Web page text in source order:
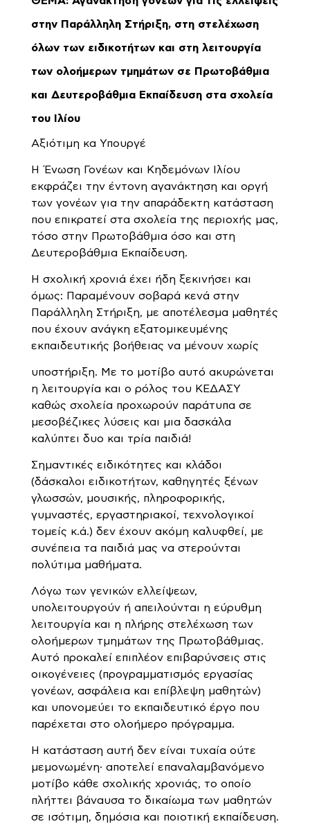
στην Παράλληλη Στήριξη, στη στελέχωση
όλων των ειδικοτήτων και στη λειτουργία
των ολοήμερων τμημάτων σε Πρωτοβάθμια
και Δευτεροβάθμια Εκπαίδευση στα σχολεία
του Ιλίου
Αξιότιμη κα Υπουργέ
Η Ένωση Γονέων και Κηδεμόνων Ιλίου
εκφράζει την έντονη αγανάκτηση και οργή
των γονέων για την απαράδεκτη κατάσταση
που επικρατεί στα σχολεία της περιοχής μας,
τόσο στην Πρωτοβάθμια όσο και στη
Δευτεροβάθμια Εκπαίδευση.
Η σχολική χρονιά έχει ήδη ξεκινήσει και
όμως: Παραμένουν σοβαρά κενά στην
Παράλληλη Στήριξη, με αποτέλεσμα μαθητές
που έχουν ανάγκη εξατομικευμένης
εκπαιδευτικής βοήθειας να μένουν χωρίς
υποστήριξη. Με το μοτίβο αυτό ακυρώνεται
η λειτουργία και ο ρόλος του ΚΕΔΑΣΥ
καθώς σχολεία προχωρούν παράτυπα σε
μεσοβέζικες λύσεις και μια δασκάλα
καλύπτει δυο και τρία παιδιά!
Σημαντικές ειδικότητες και κλάδοι
(δάσκαλοι ειδικοτήτων, καθηγητές ξένων
γλωσσών, μουσικής, πληροφορικής,
γυμναστές, εργαστηριακοί, τεχνολογικοί
τομείς κ.ά.) δεν έχουν ακόμη καλυφθεί, με
συνέπεια τα παιδιά μας να στερούνται
πολύτιμα μαθήματα.
Λόγω των γενικών ελλείψεων,
υπολειτουργούν ή απειλούνται η εύρυθμη
λειτουργία και η πλήρης στελέχωση των
ολοήμερων τμημάτων της Πρωτοβάθμιας.
Αυτό προκαλεί επιπλέον επιβαρύνσεις στις
οικογένειες (προγραμματισμός εργασίας
γονέων, ασφάλεια και επίβλεψη μαθητών)
και υπονομεύει το εκπαιδευτικό έργο που
παρέχεται στο ολοήμερο πρόγραμμα.
Η κατάσταση αυτή δεν είναι τυχαία ούτε
μεμονωμένη· αποτελεί επαναλαμβανόμενο
μοτίβο κάθε σχολικής χρονιάς, το οποίο
πλήττει βάναυσα το δικαίωμα των μαθητών
σε ισότιμη, δημόσια και ποιοτική εκπαίδευση.